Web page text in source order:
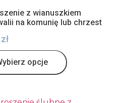
z wianuszkiem
na komunię lub chrzest
zł
opcje